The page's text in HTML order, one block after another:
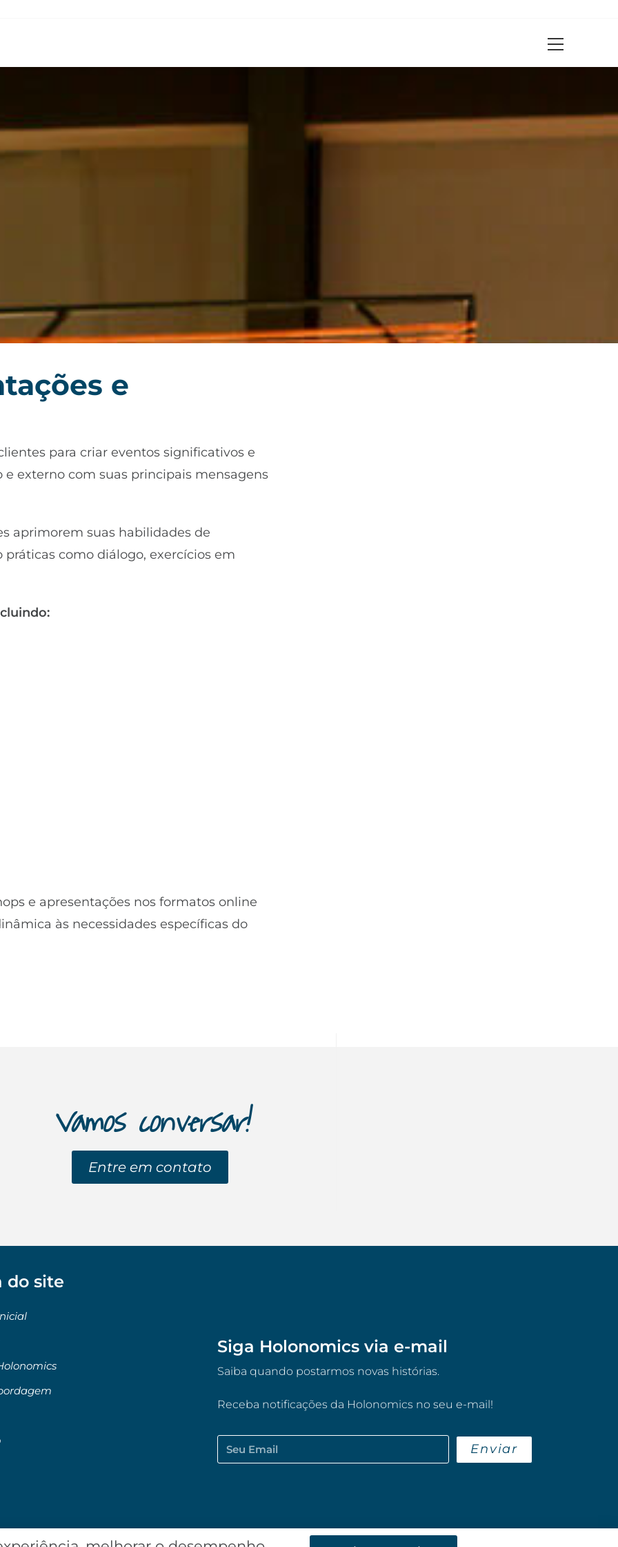
e
para criar eventos significativos e
externo com suas principais mensagens
aprimorem suas habilidades de
como diálogo, exercícios em
e apresentações nos formatos online
às necessidades específicas do
Vamos conversar!
Entre em contato
do site
Siga Holonomics via e-mail
Saiba quando postarmos novas histórias.
Receba notificações da Holonomics no seu e-mail!
Enviar